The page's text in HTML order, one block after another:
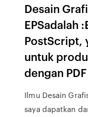
Desain
EPSadalah
PostScript,
untuk
dengan
Ilmu Desain
saya dapatkan